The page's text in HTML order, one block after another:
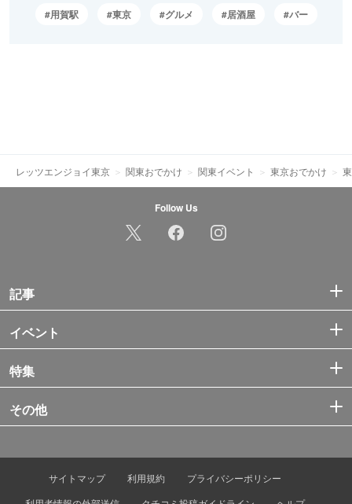
用賀駅 東京 グルメ 居酒屋 バー
レッツエンジョイ東京 関東おでかけ 関東イベント 東京おでかけ
Follow Us
記事
イベント
特集
その他
サイトマップ 利用規約
プライバシーポリシー